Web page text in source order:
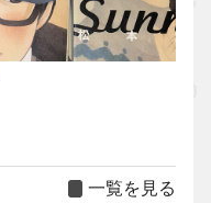
一覧を見る